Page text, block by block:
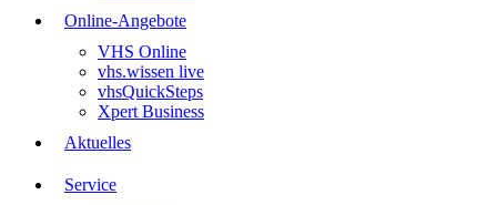
Online-Angebote
VHS Online
vhs.wissen live
vhsQuickSteps
Xpert Business
Aktuelles
Service